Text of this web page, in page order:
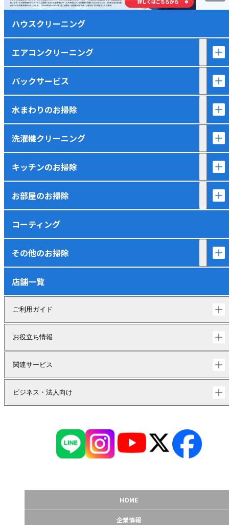
ハウスクリーニング
エアコンクリーニング
パックサービス
水まわりのお掃除
洗濯機クリーニング
キッチンのお掃除
お部屋のお掃除
コーティング
その他のお掃除
店舗一覧
ご利用ガイド
お役立ち情報
関連サービス
ビジネス・法人向け
HOME
企業情報